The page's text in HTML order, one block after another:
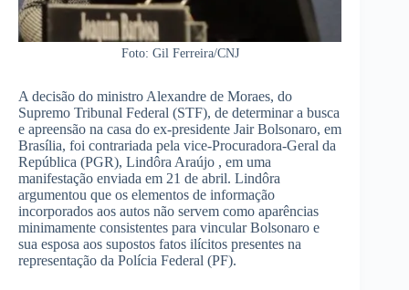
Foto: Gil Ferreira/CNJ
A decisão do ministro Alexandre de Moraes, do
Supremo Tribunal Federal (STF), de determinar a busca
e apreensão na casa do ex-presidente Jair Bolsonaro, em
Brasília, foi contrariada pela vice-Procuradora-Geral da
República (PGR), Lindôra Araújo , em uma
manifestação enviada em 21 de abril. Lindôra
argumentou que os elementos de informação
incorporados aos autos não servem como aparências
minimamente consistentes para vincular Bolsonaro e
sua esposa aos supostos fatos ilícitos presentes na
representação da Polícia Federal (PF).